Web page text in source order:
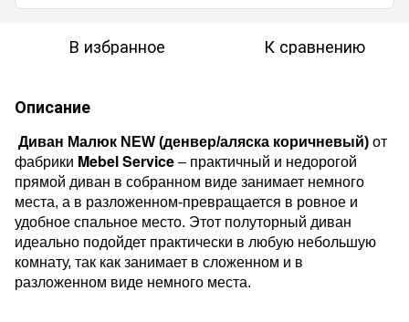
В избранное К сравнению
Описание
Диван Малюк NEW (денвер/аляска коричневый) от
фабрики Mebel Service – практичный и недорогой
прямой диван в собранном виде занимает немного
места, а в разложенном-превращается в ровное и
удобное спальное место. Этот полуторный диван
идеально подойдет практически в любую небольшую
комнату, так как занимает в сложенном и в
разложенном виде немного места.